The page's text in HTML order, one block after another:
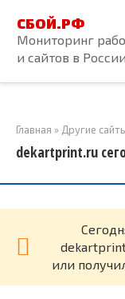
контенту
СБОЙ.РФ
Мониторинг
и сайтов в России
Главная » Другие
dekartprint.ru
или